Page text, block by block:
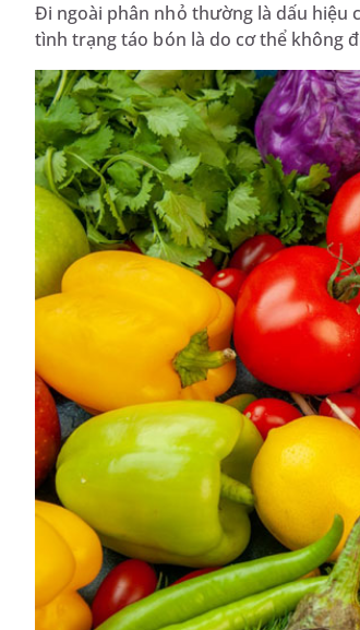
Đi ngoài phân nhỏ thường là dấu hiệu
tình trạng táo bón là do cơ thể không